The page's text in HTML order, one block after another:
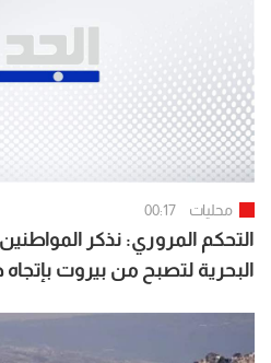
محليات 00:17
التحكم المروري: نذكر
البحرية لتصبح من بيروت بإتجاه